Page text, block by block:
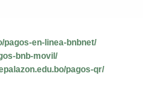
pagos-en-linea-bnbnet/
bnb-movil/
pagos-qr/